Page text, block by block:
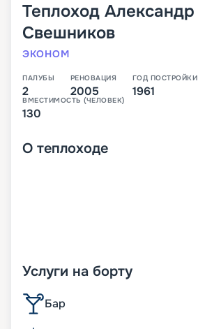
Теплоход Александр
Свешников
ЭКОНОМ
ПАЛУБЫ
2
РЕНОВАЦИЯ
2005
ГОД ПОСТРОЙКИ
1961
ВМЕСТИМОСТЬ (ЧЕЛОВЕК)
130
О теплоходе
Услуги на борту
Бар